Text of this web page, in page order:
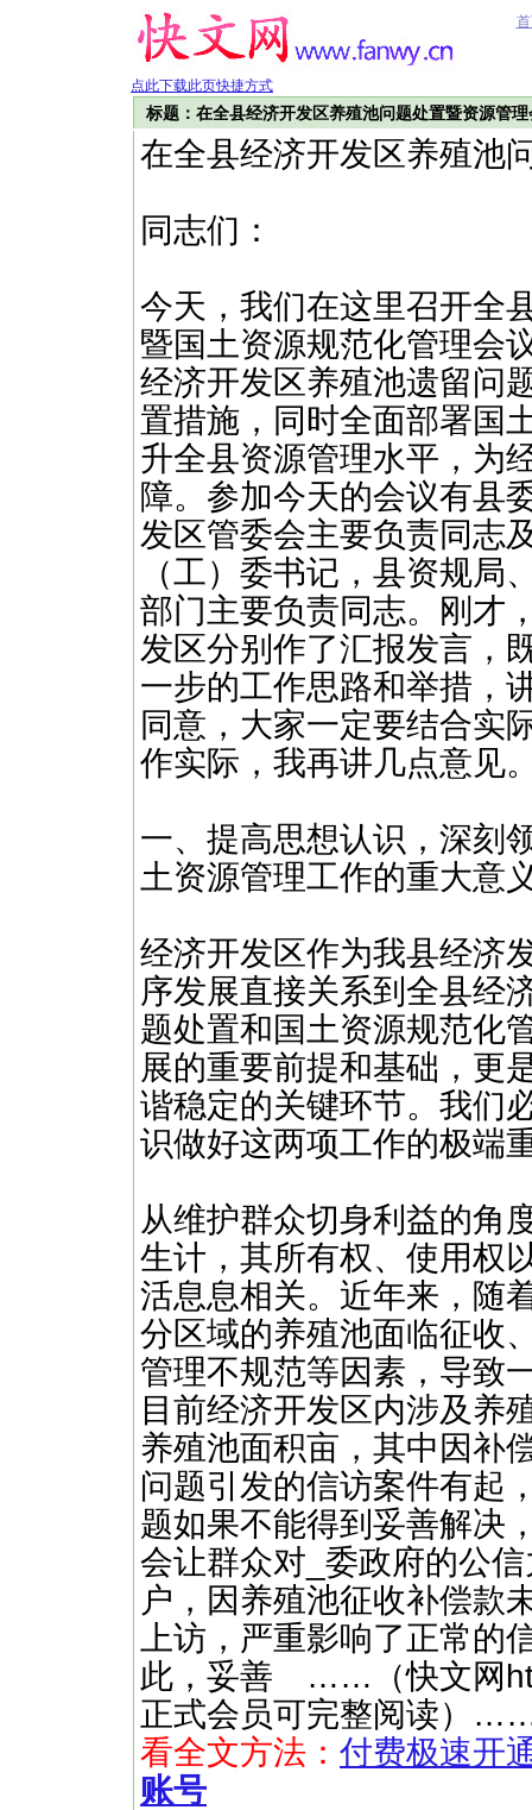
点此下载此页快捷方式
标题：在全县经济开发区养殖池问题处置暨资源管
在全县经济开发区养殖池
同志们：
今天，我们在这里召开全
暨国土资源规范化管理会
经济开发区养殖池遗留问
置措施，同时全面部署国
升全县资源管理水平，为
障。参加今天的会议有县
发区管委会主要负责同志
（工）委书记，县资规局
部门主要负责同志。刚才
发区分别作了汇报发言，
一步的工作思路和举措，
同意，大家一定要结合实
作实际，我再讲几点意见
一、提高思想认识，深刻
土资源管理工作的重大意
经济开发区作为我县经济
序发展直接关系到全县经
题处置和国土资源规范化
展的重要前提和基础，更
谐稳定的关键环节。我们
识做好这两项工作的极端
从维护群众切身利益的角
生计，其所有权、使用权
活息息相关。近年来，随
分区域的养殖池面临征收
管理不规范等因素，导致
目前经济开发区内涉及养
养殖池面积亩，其中因补
问题引发的信访案件有起
题如果不能得到妥善解决
会让群众对_委政府的公
户，因养殖池征收补偿款
上访，严重影响了正常的
此，妥善 ……（快文网
正式会员可完整阅读）
看全文方法： 付费极速开
账号